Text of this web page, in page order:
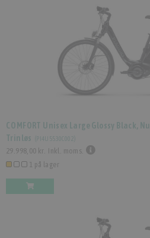
COMFORT Unisex Large Glossy Black,
Trinløs (PI4U5530C002
29.998,00 kr.
Inkl. moms.
1 på lager